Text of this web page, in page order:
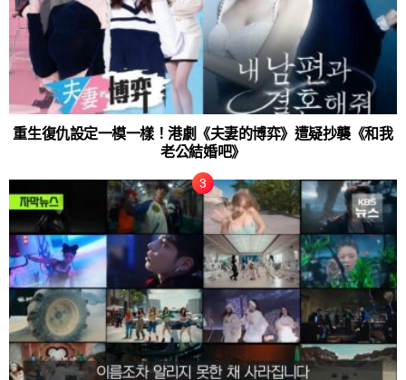
重生復仇設定一模一樣！港劇《夫妻的博弈》遭疑抄襲《和我
老公結婚吧》